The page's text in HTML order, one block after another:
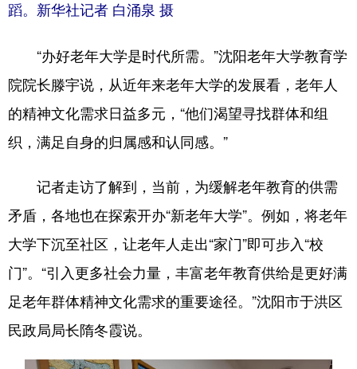
蹈。新华社记者 白涌泉 摄
“办好老年大学是时代所需。”沈阳老年大学教育学
院院长滕宇说，从近年来老年大学的发展看，老年人
的精神文化需求日益多元，“他们渴望寻找群体和组
织，满足自身的归属感和认同感。”
记者走访了解到，当前，为缓解老年教育的供需
矛盾，各地也在探索开办“新老年大学”。例如，将老年
大学下沉至社区，让老年人走出“家门”即可步入“校
门”。“引入更多社会力量，丰富老年教育供给是更好满
足老年群体精神文化需求的重要途径。”沈阳市于洪区
民政局局长隋冬霞说。